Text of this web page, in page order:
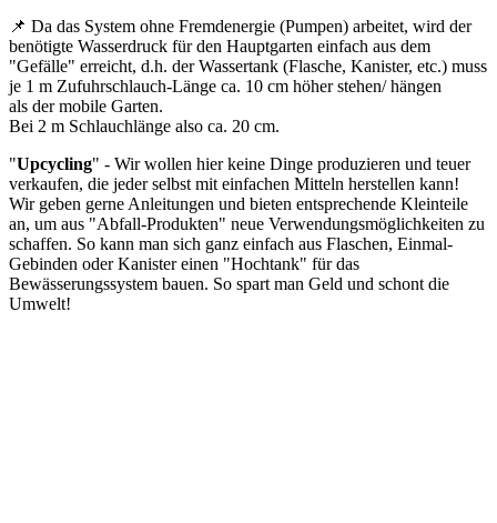
📌 Da das System ohne Fremdenergie (Pumpen) arbeitet, wird der
benötigte Wasserdruck für den Hauptgarten einfach aus dem
"Gefälle" erreicht, d.h. der Wassertank (Flasche, Kanister, etc.) muss
je 1 m Zufuhrschlauch-Länge ca. 10 cm höher stehen/ hängen
als der mobile Garten.
Bei 2 m Schlauchlänge also ca. 20 cm.
"Upcycling" - Wir wollen hier keine Dinge produzieren und teuer
verkaufen, die jeder selbst mit einfachen Mitteln herstellen kann!
Wir geben gerne Anleitungen und bieten entsprechende Kleinteile
an, um aus "Abfall-Produkten" neue Verwendungsmöglichkeiten zu
schaffen. So kann man sich ganz einfach aus Flaschen, Einmal-
Gebinden oder Kanister einen "Hochtank" für das
Bewässerungssystem bauen. So spart man Geld und schont die
Umwelt!